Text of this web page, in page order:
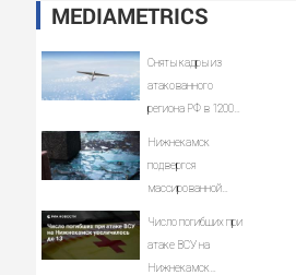
MEDIAMETRICS
Сняты кадры из
атакованного
региона РФ в 1200
Нижнекамск
подвергся
массированной
Число погибших при
атаке ВСУ на
Нижнекамск